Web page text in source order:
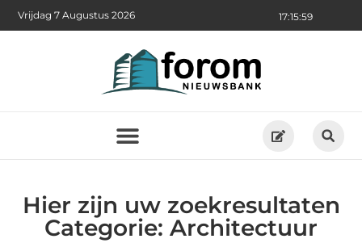
17:15:59
Vrijdag 7 Augustus 2026
Hier zijn uw zoekresultaten
Categorie: Architectuur